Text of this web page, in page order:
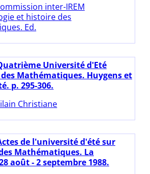
inter-IREM
et histoire des
Ed.
Université d'Eté
Mathématiques. Huygens et
p. 295-306.
Christiane
de l'université d'été sur
Mathématiques. La
août - 2 septembre 1988.